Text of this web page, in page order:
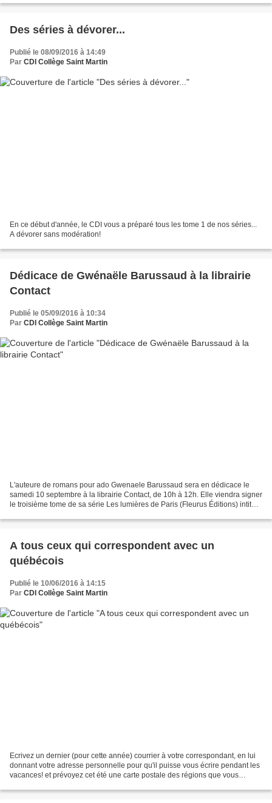
Des séries à dévorer...
Publié le 08/09/2016 à 14:49
Par CDI Collège Saint Martin
En ce début d'année, le CDI vous a préparé tous les tome 1 de nos séries...
A dévorer sans modération!
Dédicace de Gwénaële Barussaud à la librairie
Contact
Publié le 05/09/2016 à 10:34
Par CDI Collège Saint Martin
L'auteure de romans pour ado Gwenaele Barussaud sera en dédicace le
samedi 10 septembre à la librairie Contact, de 10h à 12h. Elle viendra signer
le troisième tome de sa série Les lumières de Paris (Fleurus Éditions) intitulé
A tous ceux qui correspondent avec un
québécois
Publié le 10/06/2016 à 14:15
Par CDI Collège Saint Martin
Ecrivez un dernier (pour cette année) courrier à votre correspondant, en lui
donnant votre adresse personnelle pour qu'il puisse vous écrire pendant les
vacances! et prévoyez cet été une carte postale des régions que vous